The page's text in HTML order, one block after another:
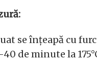
se înțeapă cu
de minute la